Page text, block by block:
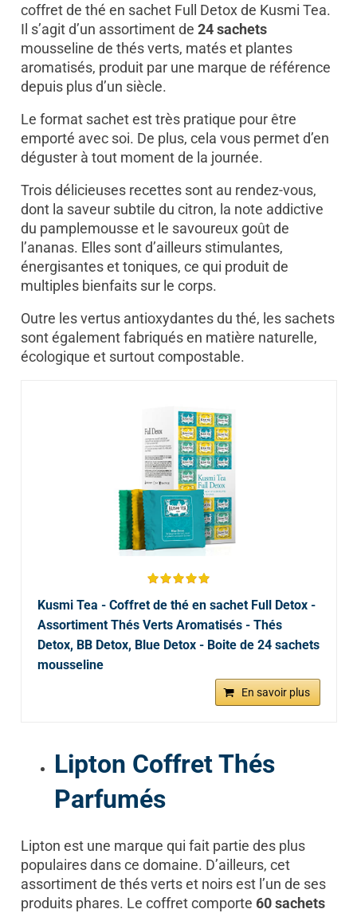
coffret de thé en sachet Full Detox de Kusmi Tea.
Il s’agit d’un assortiment de 24 sachets
mousseline de thés verts, matés et plantes
aromatisés, produit par une marque de référence
depuis plus d’un siècle.
Le format sachet est très pratique pour être
emporté avec soi. De plus, cela vous permet d’en
déguster à tout moment de la journée.
Trois délicieuses recettes sont au rendez-vous,
dont la saveur subtile du citron, la note addictive
du pamplemousse et le savoureux goût de
l’ananas. Elles sont d’ailleurs stimulantes,
énergisantes et toniques, ce qui produit de
multiples bienfaits sur le corps.
Outre les vertus antioxydantes du thé, les sachets
sont également fabriqués en matière naturelle,
écologique et surtout compostable.
Kusmi Tea - Coffret de thé en sachet Full Detox -
Assortiment Thés Verts Aromatisés - Thés
Detox, BB Detox, Blue Detox - Boite de 24 sachets
mousseline
En savoir plus
Lipton Coffret Thés
Parfumés
Lipton est une marque qui fait partie des plus
populaires dans ce domaine. D’ailleurs, cet
assortiment de thés verts et noirs est l’un de ses
produits phares. Le coffret comporte 60 sachets